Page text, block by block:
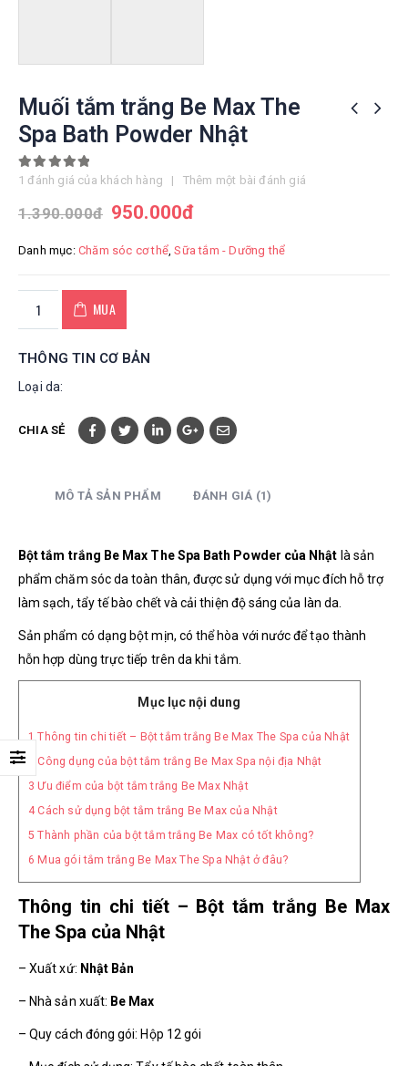
Muối tắm trắng Be Max The
Spa Bath Powder Nhật
5.00out of 5
1 đánh giá của khách hàng | Thêm một bài đánh giá
1.390.000đ 950.000đ
Danh mục: Chăm sóc cơ thể,Sữa tắm - Dưỡng thể
MUA
THÔNG TIN CƠ BẢN
Loại da:
CHIA SẺ
MÔ TẢ SẢN PHẨM ĐÁNH GIÁ (1)
Bột tắm trắng Be Max The Spa Bath Powder của Nhật là sản
phẩm chăm sóc da toàn thân, được sử dụng với mục đích hỗ trợ
làm sạch, tẩy tế bào chết và cải thiện độ sáng của làn da.
Sản phẩm có dạng bột mịn, có thể hòa với nước để tạo thành
hỗn hợp dùng trực tiếp trên da khi tắm.
Mục lục nội dung
1 Thông tin chi tiết – Bột tắm trắng Be Max The Spa của Nhật
Công dụng của bột tắm trắng Be Max Spa nội địa Nhật
3 Ưu điểm của bột tắm trắng Be Max Nhật
4Cách sử dụng bột tắm trắng Be Max của Nhật
5 Thành phần của bột tắm trắng Be Max có tốt không?
6 Mua gói tắm trắng Be Max The Spa Nhật ở đâu?
Thông tin chi tiết – Bột tắm trắng Be Max
The Spa của Nhật
– Xuất xứ: Nhật Bản
– Nhà sản xuất: Be Max
– Quy cách đóng gói: Hộp 12 gói